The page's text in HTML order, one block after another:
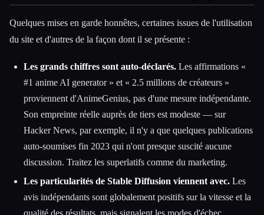
Quelques mises en garde honnêtes, certaines issues de l'utilisation
du site et d'autres de la façon dont il se présente :
Les grands chiffres sont auto-déclarés. Les affirmations «
#1 anime AI generator » et « 2.5 millions de créateurs »
proviennent d'AnimeGenius, pas d'une mesure indépendante.
Son empreinte réelle auprès de tiers est modeste — sur
Hacker News, par exemple, il n'y a que quelques publications
auto-soumises fin 2023 qui n'ont presque suscité aucune
discussion. Traitez les superlatifs comme du marketing.
Les particularités de Stable Diffusion viennent avec. Les
avis indépendants sont globalement positifs sur la vitesse et la
qualité des résultats, mais signalent les modes d'échec